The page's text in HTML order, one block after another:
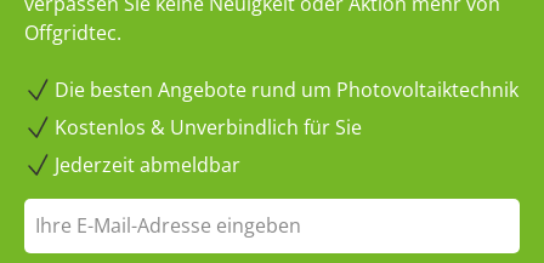
Offgridtec.
Die besten Angebote rund um Photovoltaiktechnik
Kostenlos & Unverbindlich für Sie
Jederzeit abmeldbar